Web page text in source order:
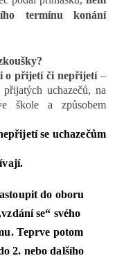
termínu konání
o přijetí či nepřijetí–
uchazečů, na
škole a způsobem
se uchazečům
do oboru
se“ svého
Teprve potom
2. nebo dalšího